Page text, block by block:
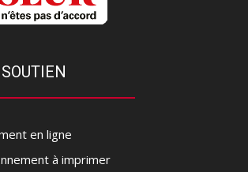
en ligne
à imprimer